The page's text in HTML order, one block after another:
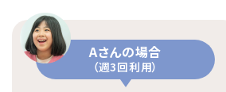
Aさんの場合
（週3回利用）